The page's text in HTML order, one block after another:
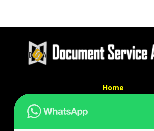
Home